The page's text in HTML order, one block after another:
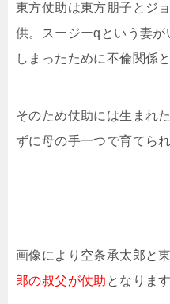
東方仗助は東方朋子とジ
供。スージーqという妻
しまったために不倫関係
そのため仗助には生まれ
ずに母の手一つで育てら
画像により空条承太郎と
郎の叔父が仗助 となります